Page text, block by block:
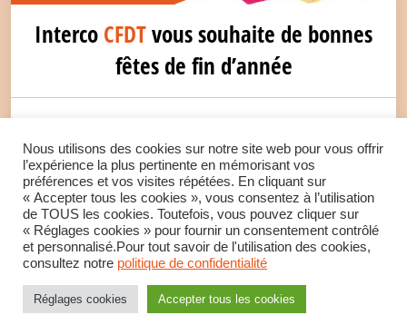
Interco CFDT vous souhaite de bonnes
fêtes de fin d’année
La fédération CFDT Interco remercie ses militants et
adhérents pour leur engagement à ses côtés, tout au
long de l'année 2025.
LIRE LA SUITE
Nous utilisons des cookies sur notre site web pour vous offrir
l’expérience la plus pertinente en mémorisant vos
préférences et vos visites répétées. En cliquant sur
« Accepter tous les cookies », vous consentez à l’utilisation
de TOUS les cookies. Toutefois, vous pouvez cliquer sur
« Réglages cookies » pour fournir un consentement contrôlé
et personnalisé.Pour tout savoir de l'utilisation des cookies,
consultez notre politique de confidentialité
Réglages cookies Accepter tous les cookies